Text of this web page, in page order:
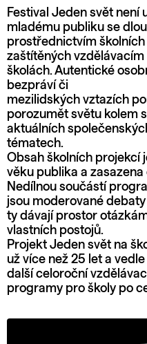
Festival Jeden svět není
mladému publiku se
prostřednictvím
zaštítěných
školách. Autentické
bezpráví či
mezilidských vztazích
porozumět světu kolem
aktuálních
tématech.
Obsah školních projekcí
věku publika a
Nedílnou součástí
jsou moderované
ty dávají prostor
vlastních postojů.
Projekt Jeden svět na
už více než 25 let a
další celoroční
programy pro školy po